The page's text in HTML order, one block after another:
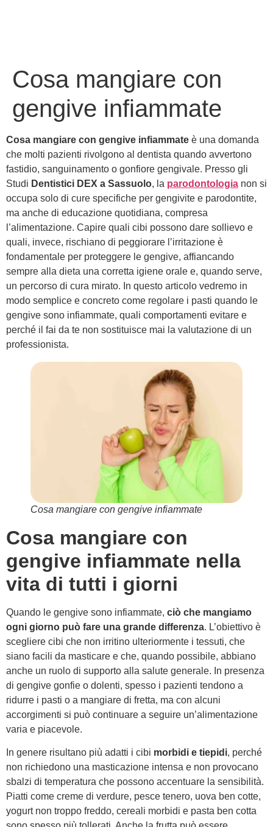
Cosa mangiare con
gengive infiammate
Cosa mangiare con gengive infiammate è una domanda
che molti pazienti rivolgono al dentista quando avvertono
fastidio, sanguinamento o gonfiore gengivale. Presso gli
Studi Dentistici DEX a Sassuolo, la parodontologia non si
occupa solo di cure specifiche per gengivite e parodontite,
ma anche di educazione quotidiana, compresa
l’alimentazione. Capire quali cibi possono dare sollievo e
quali, invece, rischiano di peggiorare l’irritazione è
fondamentale per proteggere le gengive, affiancando
sempre alla dieta una corretta igiene orale e, quando serve,
un percorso di cura mirato. In questo articolo vedremo in
modo semplice e concreto come regolare i pasti quando le
gengive sono infiammate, quali comportamenti evitare e
perché il fai da te non sostituisce mai la valutazione di un
professionista.
Cosa mangiare con gengive infiammate
Cosa mangiare con
gengive infiammate nella
vita di tutti i giorni
Quando le gengive sono infiammate, ciò che mangiamo
ogni giorno può fare una grande differenza. L’obiettivo è
scegliere cibi che non irritino ulteriormente i tessuti, che
siano facili da masticare e che, quando possibile, abbiano
anche un ruolo di supporto alla salute generale. In presenza
di gengive gonfie o dolenti, spesso i pazienti tendono a
ridurre i pasti o a mangiare di fretta, ma con alcuni
accorgimenti si può continuare a seguire un’alimentazione
varia e piacevole.
In genere risultano più adatti i cibi morbidi e tiepidi, perché
non richiedono una masticazione intensa e non provocano
sbalzi di temperatura che possono accentuare la sensibilità.
Piatti come creme di verdure, pesce tenero, uova ben cotte,
yogurt non troppo freddo, cereali morbidi e pasta ben cotta